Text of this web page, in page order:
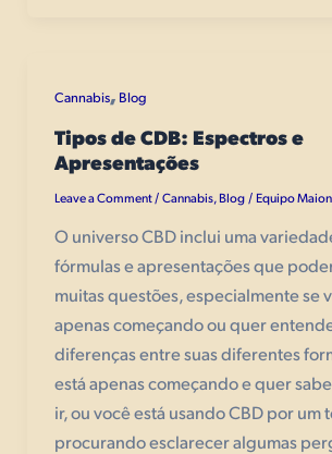
Cannabis, Blog
Tipos de CDB: Espectros e
Apresentações
Leave a Comment / Cannabis,Blog/ Equipo
O universo CBD inclui uma
fórmulas e apresentações que
muitas questões, especialmente se
apenas começando ou quer
diferenças entre suas diferentes
está apenas começando e quer
ir, ou você está usando CBD por um
procurando esclarecer algumas